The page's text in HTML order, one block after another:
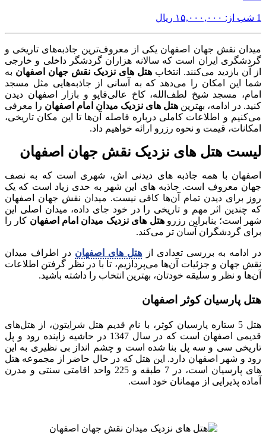
1 شب از: ۱۵,۰۰۰,۰۰۰ ریال
میدان نقش جهان اصفهان یکی از معروف‌ترین جاذبه‌های تاریخی و
گردشگری ایران است که سالانه هزاران گردشگر داخلی و خارجی
از آن بازدید می‌کنند. انتخاب هتل های نزدیک نقش جهان اصفهان به
شما این امکان را می‌دهد که به آسانی از جاذبه‌هایی مثل مسجد
امام، مسجد شیخ لطف‌الله، کاخ عالی‌قاپو و بازار اصفهان دیدن
کنید. در ادامه، بهترین هتل های نزدیک میدان امام اصفهان را معرفی
می‌کنیم و اطلاعات کاملی درباره فاصله آن‌ها تا این مکان تاریخی،
امکانات، قیمت و نحوه رزرو ارائه خواهیم داد.
لیست هتل های نزدیک نقش جهان اصفهان
اصفهان با همه جاذبه‌ های دیدنی‌ اش، شهری است که به نصف
جهان معروف است. جاذبه‌ های این شهر به حدی زیاد است که یک
روز برای دیدن تمام آن‌ها کافی نیست. میدان نقش جهان اصفهان
که چندین اثر مهم و تاریخی را در خود جای داده، میدان اصلی این
شهر است؛ بنابراین رزروهتل های نزدیک میدان امام اصفهان کار را
برای گردشگران آسان‌ تر می‌کند.
در ادامه به بررسی تعدادی از هتل های اصفهان در اطراف میدان
نقش جهان و جزئیات آن‌ها می‌پردازیم، تا با در نظر گرفتن اطلاعات
آن‌ها و نظر و سلیقه خودتان، بهترین انتخاب را داشته باشید.
هتل پارسیان کوثر اصفهان
هتل 5 ستاره پارسیان کوثر، با نام قدیم هتل شرایتون، از هتل‌های
قدیمی اصفهان است که در سال 1347 در حاشیه زاینده‌ رود و پل
تاریخی سی و سه پل بنا شده است و چشم‌ انداز بی‌ نظیری به این
رود و شهر اصفهان دارد. این هتل که در حال حاضر از مجموعه هتل‌
های پارسیان است، در 7 طبقه و 225 واحد اقامتی سنتی و مدرن
آماده پذیرایی از مهمانان خود است.